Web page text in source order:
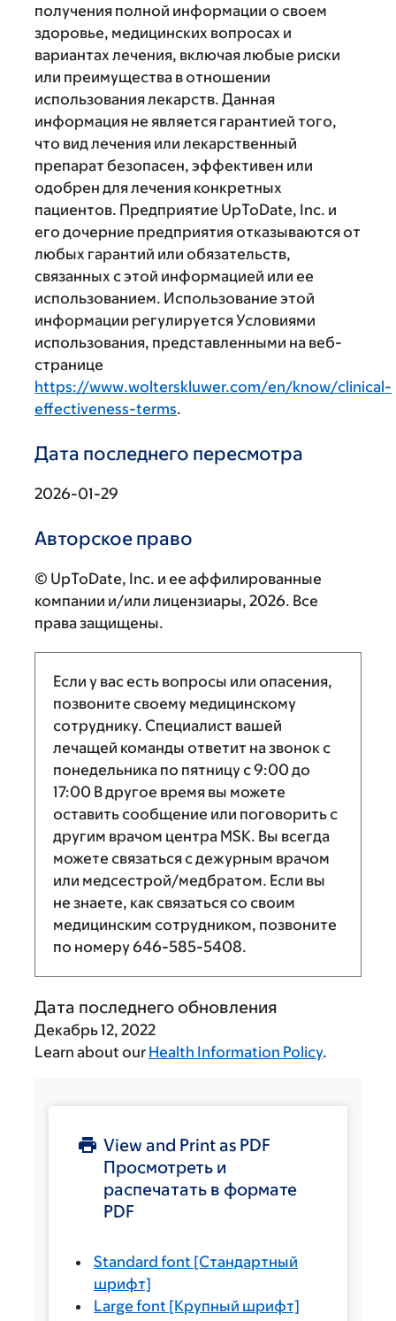
получения полной информации о своем
здоровье, медицинских вопросах и
вариантах лечения, включая любые риски
или преимущества в отношении
использования лекарств. Данная
информация не является гарантией того,
что вид лечения или лекарственный
препарат безопасен, эффективен или
одобрен для лечения конкретных
пациентов. Предприятие UpToDate, Inc. и
его дочерние предприятия отказываются от
любых гарантий или обязательств,
связанных с этой информацией или ее
использованием. Использование этой
информации регулируется Условиями
использования, представленными на веб-
странице
https://www.wolterskluwer.com/en/know/clinical-
effectiveness-terms.
Дата последнего пересмотра
2026-01-29
Авторское право
© UpToDate, Inc. и ее аффилированные
компании и/или лицензиары, 2026. Все
права защищены.
Если у вас есть вопросы или опасения,
позвоните своему медицинскому
сотруднику. Специалист вашей
лечащей команды ответит на звонок с
понедельника по пятницу с9:00 до
17:00 В другое время вы можете
оставить сообщение или поговорить с
другим врачом центра MSK. Вы всегда
можете связаться с дежурным врачом
или медсестрой/медбратом. Если вы
не знаете, как связаться со своим
медицинским сотрудником, позвоните
по номеру646-585-5408.
Дата последнего обновления
Декабрь 12, 2022
Learn about our Health Information Policy.
View and Print as PDF
Просмотреть и
распечатать в формате
PDF
Standard font [Стандартный
шрифт]
Large font [Крупный шрифт]